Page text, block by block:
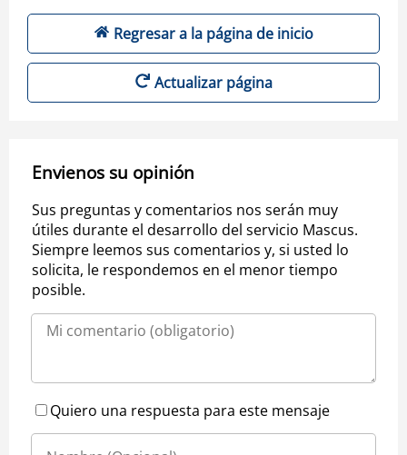
Regresar a la página de inicio
Actualizar página
Envienos su opinión
Sus preguntas y comentarios nos serán muy
útiles durante el desarrollo del servicio Mascus.
Siempre leemos sus comentarios y, si usted lo
solicita, le respondemos en el menor tiempo
posible.
Quiero una respuesta para este mensaje